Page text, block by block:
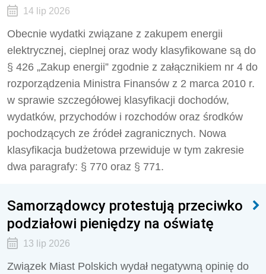
14 lip 2026
Obecnie wydatki związane z zakupem energii
elektrycznej, cieplnej oraz wody klasyfikowane są do
§ 426 „Zakup energii” zgodnie z załącznikiem nr 4 do
rozporządzenia Ministra Finansów z 2 marca 2010 r.
w sprawie szczegółowej klasyfikacji dochodów,
wydatków, przychodów i rozchodów oraz środków
pochodzących ze źródeł zagranicznych. Nowa
klasyfikacja budżetowa przewiduje w tym zakresie
dwa paragrafy: § 770 oraz § 771.
Samorządowcy protestują przeciwko
podziałowi pieniędzy na oświatę
13 lip 2026
Związek Miast Polskich wydał negatywną opinię do